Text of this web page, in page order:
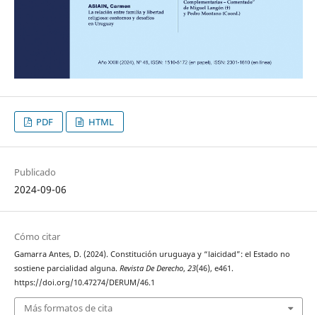
PDF HTML
Publicado
2024-09-06
Cómo citar
Gamarra Antes, D. (2024). Constitución uruguaya y “laicidad”: el Estado no
sostiene parcialidad alguna. Revista De Derecho, 23(46), e461.
https://doi.org/10.47274/DERUM/46.1
Más formatos de cita